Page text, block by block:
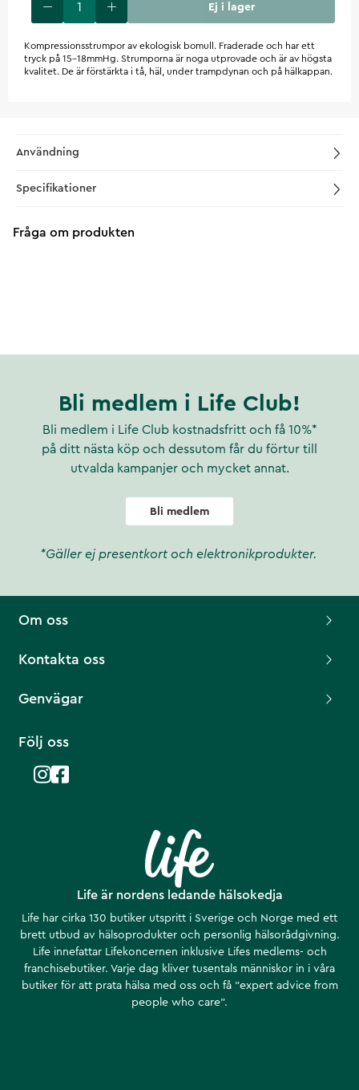
Ej i lager
Kompressionsstrumpor av ekologisk bomull. Fraderade och har ett
tryck på 15-18mmHg. Strumporna är noga utprovade och är av högsta
kvalitet. De är förstärkta i tå, häl, under trampdynan och på hälkappan.
Användning
Specifikationer
Fråga om produkten
Bli medlem i Life Club!
Bli medlem i Life Club kostnadsfritt och få 10%*
på ditt nästa köp och dessutom får du förtur till
utvalda kampanjer och mycket annat.
Bli medlem
*Gäller ej presentkort och elektronikprodukter.
Life är nordens ledande hälsokedja
Life har cirka 130 butiker utspritt i Sverige och Norge med ett
brett utbud av hälsoprodukter och personlig hälsorådgivning.
Life innefattar Lifekoncernen inklusive Lifes medlems- och
franchisebutiker. Varje dag kliver tusentals människor in i våra
butiker för att prata hälsa med oss och få ”expert advice from
people who care”.
Om oss
Kontakta oss
Genvägar
Följ oss